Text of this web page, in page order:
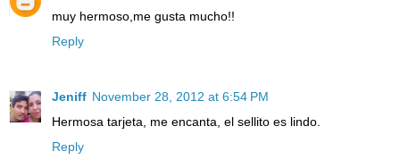
muy hermoso,me gusta mucho!!
Reply
Jeniff November 28, 2012 at 6:54 PM
Hermosa tarjeta, me encanta, el sellito es lindo.
Reply